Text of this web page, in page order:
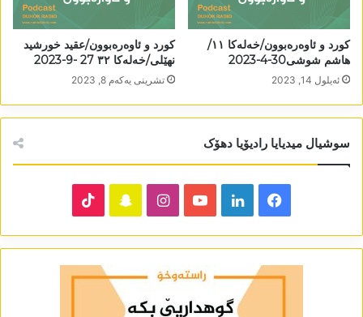
کورد و ئاوەرەبوون/خەلەکا ١١/
ھاشم شوشی30-4-2023
ئه‌یلول 14, 2023
کورد و ئاوەرەبوون/عقید خورشید
نھێلی/خەلەکا ٣٢ 27 -9-2023
تشرینی یه‌كه‌م 8, 2023
سوشیال میدیایا رادیۆیا دھۆک
Facebook
LinkedIn
YouTube
Instagram
Snapchat